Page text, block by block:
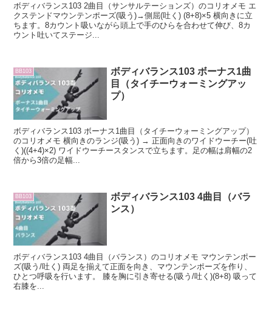
ボディバランス103 2曲目（サンサルテーションズ）のコリオメモ エ
クステンドマウンテンポーズ(吸う)→側屈(吐く) (8+8)×5 横向きに立
ちます。8カウント吸いながら頭上で手のひらを合わせて伸び、8カ
ウント吐いてステージ...
BB103
ボディバランス103 ボーナス1曲
目（タイチーウォーミングアッ
プ）
ボディバランス103 ボーナス1曲目（タイチーウォーミングアップ）
のコリオメモ 横向きのランジ(吸う) → 正面向きのワイドウーチー(吐
く)((4+4)×2) ワイドウーチースタンスで立ちます。足の幅は肩幅の2
倍から3倍の足幅...
BB103
ボディバランス103 4曲目（バラ
ンス）
ボディバランス103 4曲目（バランス）のコリオメモ マウンテンポー
ズ(吸う/吐く) 両足を揃えて正面を向き、マウンテンポーズを作り、
ひとつ呼吸を行います。 膝を胸に引き寄せる(吸う/吐く)(8+8) 吸って
右膝を...